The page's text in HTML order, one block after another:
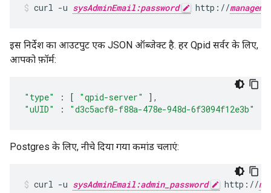
curl -u sysAdminEmail:password http://
इस निर्देश का आउटपुट एक JSON ऑब्जेक्ट है. हर Qpid सर्वर के लिए,
आपको फ़ॉर्म:
"type" : [ "qpid-server"
],
"uUID"
: "d3c5acf0-f88a-478e-948d-6f3094f12e3b"
Postgres के लिए, नीचे दिया गया कमांड चलाएं:
curl -u sysAdminEmail:admin_password http://